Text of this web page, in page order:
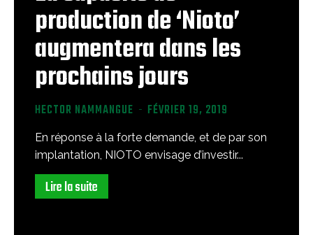
production de ‘Nioto’
augmentera dans les
prochains jours
HECTOR NAMMANGUE - FÉVRIER 19, 2019
En réponse à la forte demande, et de par son
implantation, NIOTO envisage d’investir...
Lire la suite